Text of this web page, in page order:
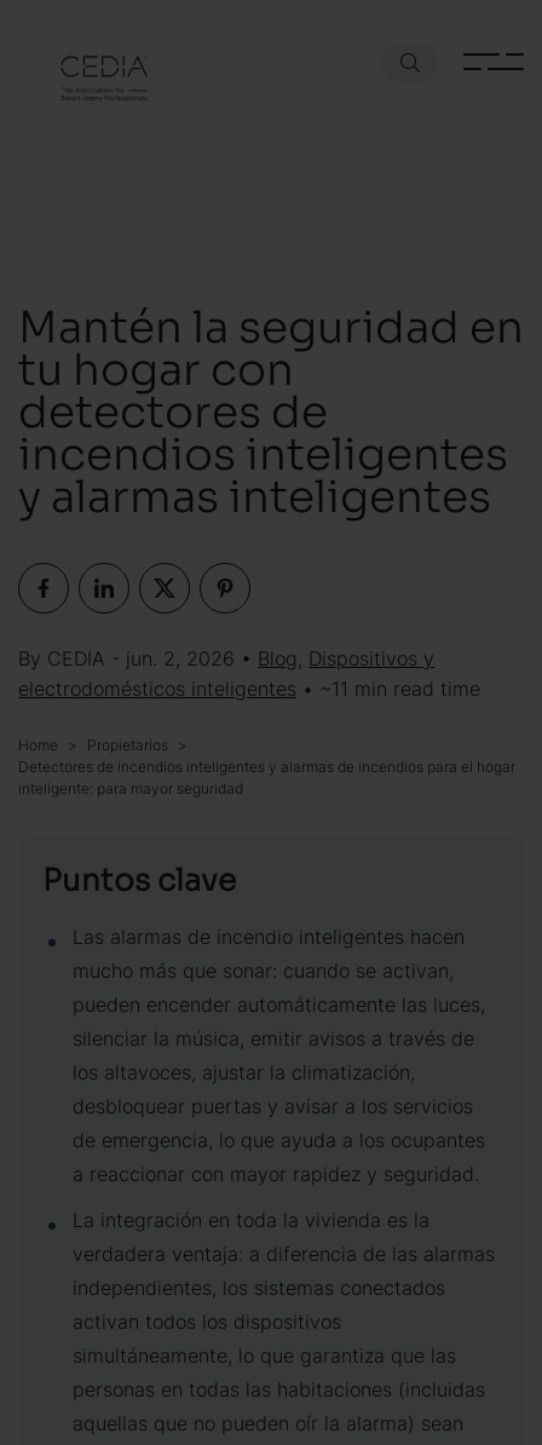
Mantén la seguridad en
tu hogar con
detectores de
incendios inteligentes
y alarmas inteligentes
By CEDIA - jun. 2, 2026 • Blog, Dispositivos y
electrodomésticos inteligentes • ~11 min read time
Home
Propietarios
Detectores de incendios inteligentes y alarmas de incendios para el hogar
inteligente: para mayor seguridad
Puntos clave
Las alarmas de incendio inteligentes hacen
mucho más que sonar: cuando se activan,
pueden encender automáticamente las luces,
silenciar la música, emitir avisos a través de
los altavoces, ajustar la climatización,
desbloquear puertas y avisar a los servicios
de emergencia, lo que ayuda a los ocupantes
a reaccionar con mayor rapidez y seguridad.
La integración en toda la vivienda es la
verdadera ventaja: a diferencia de las alarmas
independientes, los sistemas conectados
activan todos los dispositivos
simultáneamente, lo que garantiza que las
personas en todas las habitaciones (incluidas
aquellas que no pueden oír la alarma) sean